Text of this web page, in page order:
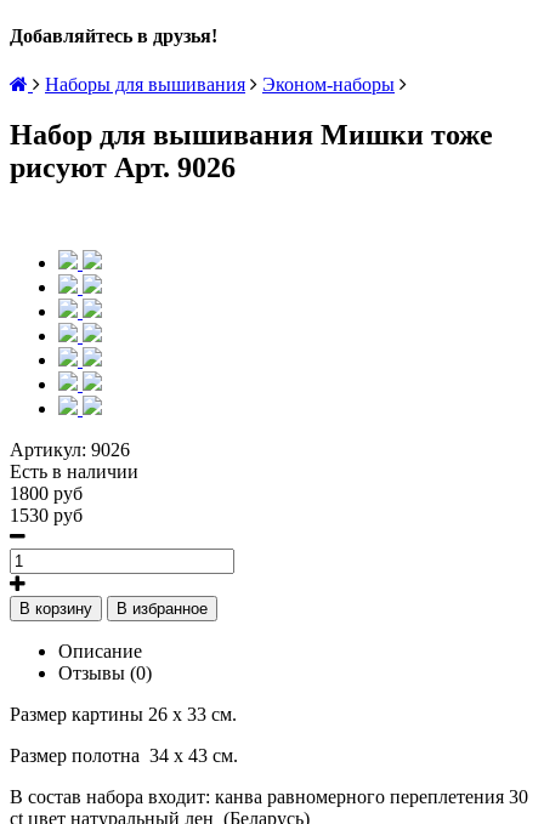
Добавляйтесь в друзья!
Наборы для вышивания Эконом-наборы
Набор для вышивания Мишки тоже
рисуют Арт. 9026
Артикул: 9026
Есть в наличии
1800 руб
1530 руб
В корзину В избранное
Описание
Отзывы (0)
Размер картины 26 х 33 см.
Размер полотна 34 х 43 см.
В состав набора входит: канва равномерного переплетения 30
ct цвет натуральный лен (Беларусь)